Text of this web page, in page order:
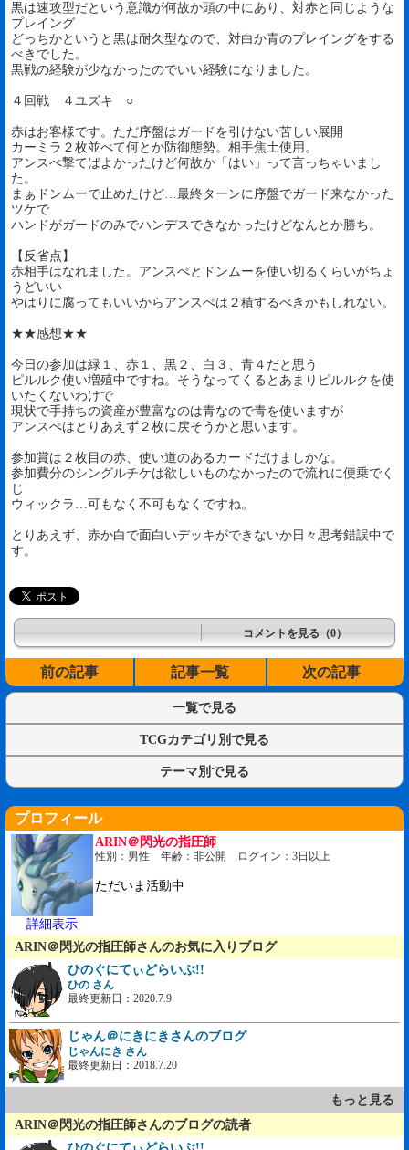
黒は速攻型だという意識が何故か頭の中にあり、対赤と同じような
プレイング
どっちかというと黒は耐久型なので、対白か青のプレイングをする
べきでした。
黒戦の経験が少なかったのでいい経験になりました。
４回戦 ４ユズキ ○
赤はお客様です。ただ序盤はガードを引けない苦しい展開
カーミラ２枚並べて何とか防御態勢。相手焦土使用。
アンスぺ撃てばよかったけど何故か「はい」って言っちゃいまし
た。
まぁドンムーで止めたけど…最終ターンに序盤でガード来なかった
ツケで
ハンドがガードのみでハンデスできなかったけどなんとか勝ち。
【反省点】
赤相手はなれました。アンスぺとドンムーを使い切るくらいがちょ
うどいい
やはりに腐ってもいいからアンスぺは２積するべきかもしれない。
★★感想★★
今日の参加は緑１、赤１、黒２、白３、青４だと思う
ピルルク使い増殖中ですね。そうなってくるとあまりピルルクを使
いたくないわけで
現状で手持ちの資産が豊富なのは青なので青を使いますが
アンスぺはとりあえず２枚に戻そうかと思います。
参加賞は２枚目の赤、使い道のあるカードだけましかな。
参加費分のシングルチケは欲しいものなかったので流れに便乗でく
じ
ウィックラ…可もなく不可もなくですね。
とりあえず、赤か白で面白いデッキができないか日々思考錯誤中で
す。
コメントを見る（0）
前の記事 記事一覧 次の記事
一覧で見る
TCGカテゴリ別で見る
テーマ別で見る
プロフィール
詳細表示
ARIN＠閃光の指圧師
性別：男性 年齢：非公開 ログイン：3日以上
ただいま活動中
ARIN＠閃光の指圧師さんのお気に入りブログ
ひのぐにてぃどらいぶ!!
ひの さん
最終更新日：2020.7.9
じゃん＠にきにきさんのブログ
じゃんにき さん
最終更新日：2018.7.20
もっと見る
ARIN＠閃光の指圧師さんのブログの読者